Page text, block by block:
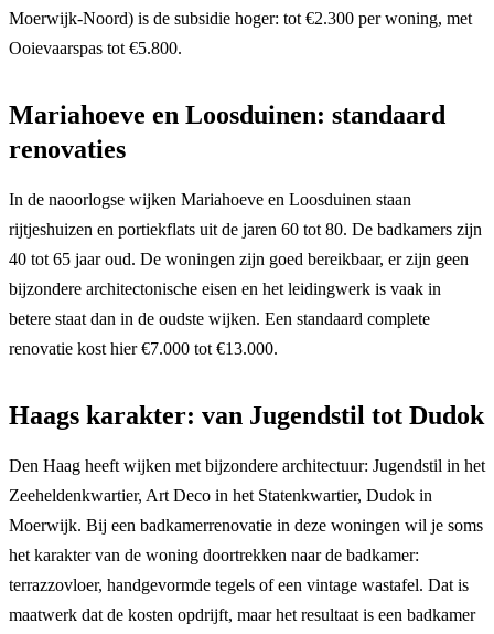
Moerwijk-Noord) is de subsidie hoger: tot €2.300 per woning, met
Ooievaarspas tot €5.800.
Mariahoeve en Loosduinen: standaard
renovaties
In de naoorlogse wijken Mariahoeve en Loosduinen staan
rijtjeshuizen en portiekflats uit de jaren 60 tot 80. De badkamers zijn
40 tot 65 jaar oud. De woningen zijn goed bereikbaar, er zijn geen
bijzondere architectonische eisen en het leidingwerk is vaak in
betere staat dan in de oudste wijken. Een standaard complete
renovatie kost hier €7.000 tot €13.000.
Haags karakter: van Jugendstil tot Dudok
Den Haag heeft wijken met bijzondere architectuur: Jugendstil in het
Zeeheldenkwartier, Art Deco in het Statenkwartier, Dudok in
Moerwijk. Bij een badkamerrenovatie in deze woningen wil je soms
het karakter van de woning doortrekken naar de badkamer:
terrazzovloer, handgevormde tegels of een vintage wastafel. Dat is
maatwerk dat de kosten opdrijft, maar het resultaat is een badkamer